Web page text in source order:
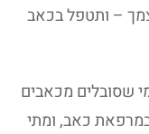
– ותטפל בכאב
שסובלים מכאבים
כאב, ומתי